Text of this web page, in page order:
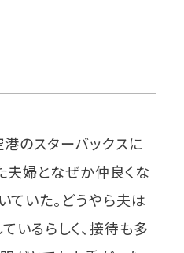
のスターバックスに
夫婦となぜか仲良くな
ていた。どうやら夫は
いるらしく、接待も多